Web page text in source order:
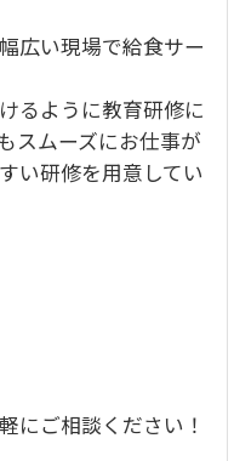
広い現場で給食サー
るように教育研修に
スムーズにお仕事が
い研修を用意してい
にご相談ください！